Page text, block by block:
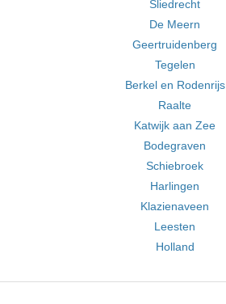
Sliedrecht
De Meern
Geertruidenberg
Tegelen
Berkel en Rodenrijs
Raalte
Katwijk aan Zee
Bodegraven
Schiebroek
Harlingen
Klazienaveen
Leesten
Holland